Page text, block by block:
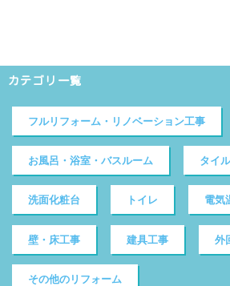
カテゴリ一覧
フルリフォーム・リノベーション工事
お風呂・浴室・バスルーム タイ
洗面化粧台 トイレ 電気
壁・床工事 建具工事 外
その他のリフォーム